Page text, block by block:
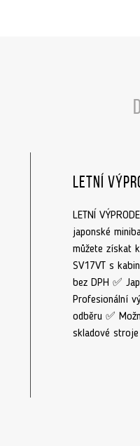
Letní
LETNÍ
japonské
můžete získat
SV17VT s
bez DPH ✅
Profesionální
odběru ✅
skladové